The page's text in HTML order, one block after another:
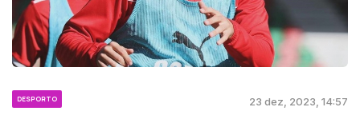
DESPORTO 23 dez, 2023, 14:57